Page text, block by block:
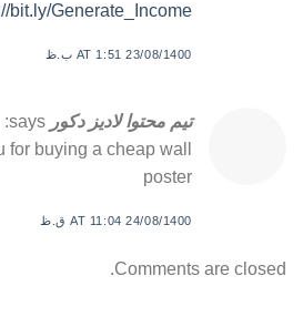
bit.ly/Generate_Income
23/08/1400 AT 1:51 ب.ظ
تیم محتوا لادیز دکور says:
for buying a cheap wall
poster
24/08/1400 AT 11:04 ق.ظ
Comments are closed.